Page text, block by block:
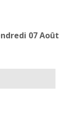
07 Août